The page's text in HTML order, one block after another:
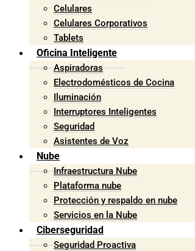
Celulares
Celulares Corporativos
Tablets
Oficina Inteligente
Aspiradoras
Electrodomésticos de Cocina
Iluminación
Interruptores Inteligentes
Seguridad
Asistentes de Voz
Nube
Infraestructura Nube
Plataforma nube
Protección y respaldo en nube
Servicios en la Nube
Ciberseguridad
Seguridad Proactiva